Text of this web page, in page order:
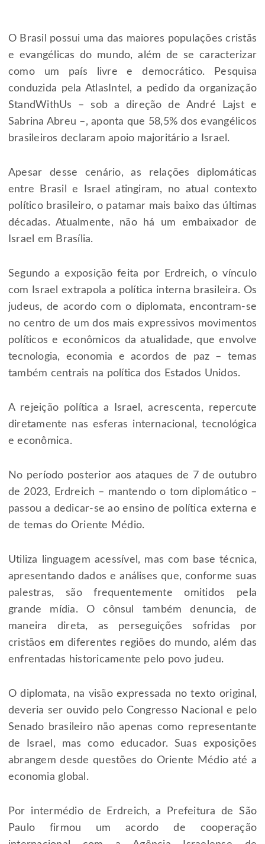
O Brasil possui uma das maiores populações cristãs
e evangélicas do mundo, além de se caracterizar
como um país livre e democrático. Pesquisa
conduzida pela AtlasIntel, a pedido da organização
StandWithUs – sob a direção de André Lajst e
Sabrina Abreu –, aponta que 58,5% dos evangélicos
brasileiros declaram apoio majoritário a Israel.
Apesar desse cenário, as relações diplomáticas
entre Brasil e Israel atingiram, no atual contexto
político brasileiro, o patamar mais baixo das últimas
décadas. Atualmente, não há um embaixador de
Israel em Brasília.
Segundo a exposição feita por Erdreich, o vínculo
com Israel extrapola a política interna brasileira. Os
judeus, de acordo com o diplomata, encontram-se
no centro de um dos mais expressivos movimentos
políticos e econômicos da atualidade, que envolve
tecnologia, economia e acordos de paz – temas
também centrais na política dos Estados Unidos.
A rejeição política a Israel, acrescenta, repercute
diretamente nas esferas internacional, tecnológica
e econômica.
No período posterior aos ataques de 7 de outubro
de 2023, Erdreich – mantendo o tom diplomático –
passou a dedicar-se ao ensino de política externa e
de temas do Oriente Médio.
Utiliza linguagem acessível, mas com base técnica,
apresentando dados e análises que, conforme suas
palestras, são frequentemente omitidos pela
grande mídia. O cônsul também denuncia, de
maneira direta, as perseguições sofridas por
cristãos em diferentes regiões do mundo, além das
enfrentadas historicamente pelo povo judeu.
O diplomata, na visão expressada no texto original,
deveria ser ouvido pelo Congresso Nacional e pelo
Senado brasileiro não apenas como representante
de Israel, mas como educador. Suas exposições
abrangem desde questões do Oriente Médio até a
economia global.
Por intermédio de Erdreich, a Prefeitura de São
Paulo firmou um acordo de cooperação